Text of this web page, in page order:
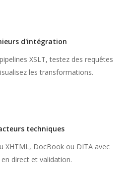
d'intégration
XSLT, testez des requêtes
les transformations.
techniques
XHTML, DocBook ou DITA avec
en direct et validation.